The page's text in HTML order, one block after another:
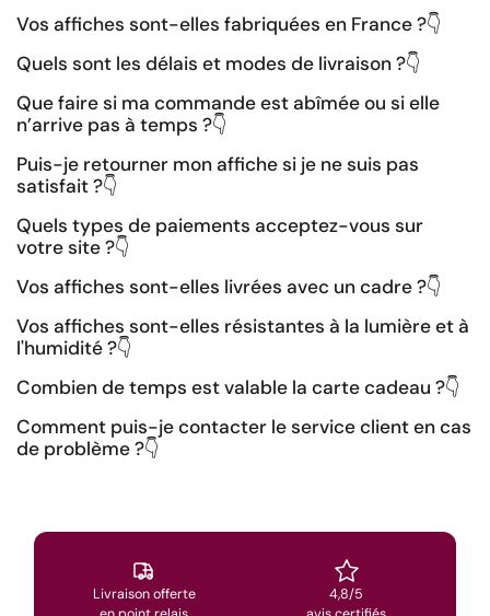
Vos affiches sont-elles fabriquées en France ?👇
Quels sont les délais et modes de livraison ?👇
Que faire si ma commande est abîmée ou si elle
n’arrive pas à temps ?👇
Puis-je retourner mon affiche si je ne suis pas
satisfait ?👇
Quels types de paiements acceptez-vous sur
votre site ?👇
Vos affiches sont-elles livrées avec un cadre ?👇
Vos affiches sont-elles résistantes à la lumière et à
l'humidité ?👇
Combien de temps est valable la carte cadeau ?👇
Comment puis-je contacter le service client en cas
de problème ?👇
Livraison offerte
4,8/5